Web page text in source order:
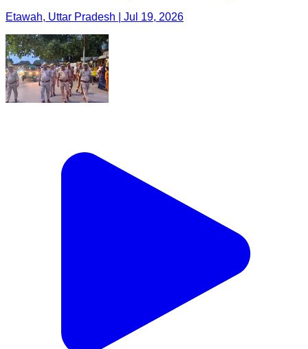
Etawah, Uttar Pradesh | Jul 19, 2026